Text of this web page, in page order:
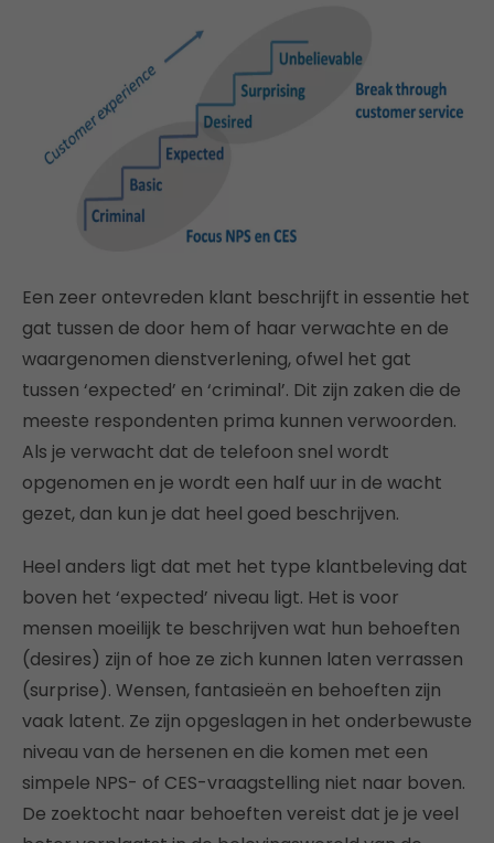
Een zeer ontevreden klant beschrijft in essentie het
gat tussen de door hem of haar verwachte en de
waargenomen dienstverlening, ofwel het gat
tussen ‘expected’ en ‘criminal’. Dit zijn zaken die de
meeste respondenten prima kunnen verwoorden.
Als je verwacht dat de telefoon snel wordt
opgenomen en je wordt een half uur in de wacht
gezet, dan kun je dat heel goed beschrijven.
Heel anders ligt dat met het type klantbeleving dat
boven het ‘expected’ niveau ligt. Het is voor
mensen moeilijk te beschrijven wat hun behoeften
(desires) zijn of hoe ze zich kunnen laten verrassen
(surprise). Wensen, fantasieën en behoeften zijn
vaak latent. Ze zijn opgeslagen in het onderbewuste
niveau van de hersenen en die komen met een
simpele NPS- of CES-vraagstelling niet naar boven.
De zoektocht naar behoeften vereist dat je je veel